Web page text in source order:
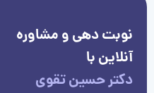
نوبت دهی و مشاوره
آنلاین با
دکتر حسین تقوی